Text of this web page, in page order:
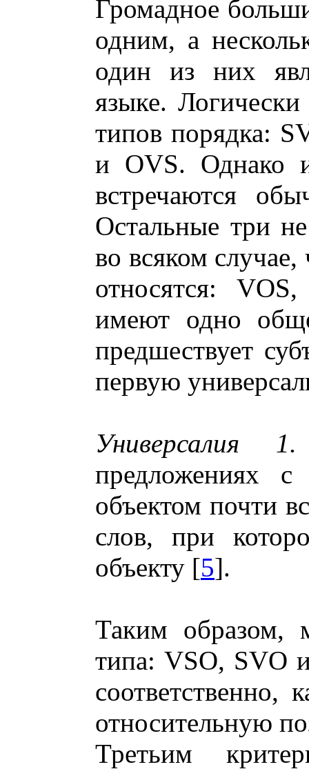
Громадное
одним, а
один из них
языке.
типов порядка:
и OVS. Однако
встречаются
Остальные три
во всяком
относятся:
имеют одно
предшествует
первую
Универсалия 1.
предложениях
объектом почти
слов, при
объекту [5].
Таким образом,
типа: VSO, SVO
относительную
Третьим